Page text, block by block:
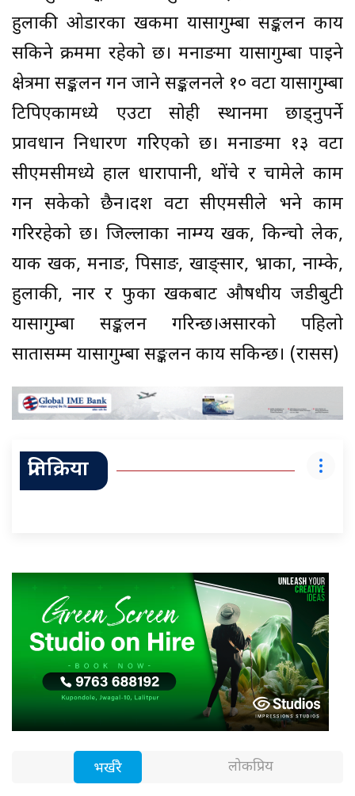
हुलाकी ओडारका खर्कमा यार्सागुम्बा सङ्कलन कार्य
सकिने क्रममा रहेको छ। मनाङमा यार्सागुम्बा पाइने
क्षेत्रमा सङ्कलन गर्न जाने सङ्कलनले १० वटा यार्सागुम्बा
टिपिएकामध्ये एउटा सोही स्थानमा छाड्नुपर्ने
प्रावधान निर्धारण गरिएको छ। मनाङमा १३ वटा
सीएमसीमध्ये हाल धारापानी, थोंचे र चामेले काम
गर्न सकेको छैन।दश वटा सीएमसीले भने काम
गरिरहेको छ। जिल्लाका नाम्ग्य खर्क, किन्चो लेक,
याक खर्क, मनाङ, पिसाङ, खाङ्सार, भ्राका, नाम्के,
हुलाकी, नार र फुका खर्कबाट औषधीय जडीबुटी
यार्सागुम्बा सङ्कलन गरिन्छ।असारको पहिलो
सातासम्म यार्सागुम्बा सङ्कलन कार्य सकिन्छ। (रासस)
प्रतिक्रिया
भर्खरै लोकप्रिय